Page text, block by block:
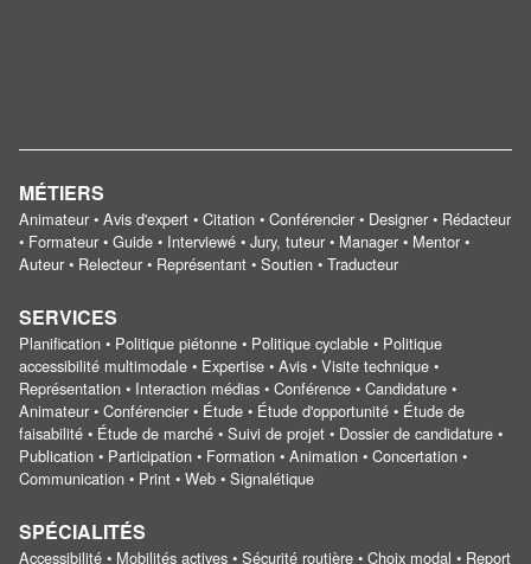
MÉTIERS
Animateur • Avis d'expert • Citation • Conférencier • Designer • Rédacteur
• Formateur • Guide • Interviewé • Jury, tuteur • Manager • Mentor •
Auteur • Relecteur • Représentant • Soutien • Traducteur
SERVICES
Planification • Politique piétonne • Politique cyclable • Politique
accessibilité multimodale • Expertise • Avis • Visite technique •
Représentation • Interaction médias • Conférence • Candidature •
Animateur • Conférencier • Étude • Étude d'opportunité • Étude de
faisabilité • Étude de marché • Suivi de projet • Dossier de candidature •
Publication • Participation • Formation • Animation • Concertation •
Communication • Print • Web • Signalétique
SPÉCIALITÉS
Accessibilité • Mobilités actives • Sécurité routière • Choix modal • Report